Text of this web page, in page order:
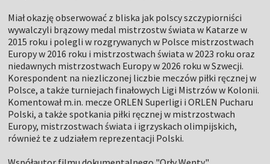
Miał okazję obserwować z bliska jak polscy szczypiorniści
wywalczyli brązowy medal mistrzostw świata w Katarze w
2015 roku i polegli w rozgrywanych w Polsce mistrzostwach
Europy w 2016 roku i mistrzostwach świata w 2023 roku oraz
niedawnych mistrzostwach Europy w 2026 roku w Szwecji.
Korespondent na niezliczonej liczbie meczów piłki ręcznej w
Polsce, a także turniejach finałowych Ligi Mistrzów w Kolonii.
Komentował m.in. mecze ORLEN Superligi i ORLEN Pucharu
Polski, a także spotkania piłki ręcznej w mistrzostwach
Europy, mistrzostwach świata i igrzyskach olimpijskich,
również te z udziałem reprezentacji Polski.